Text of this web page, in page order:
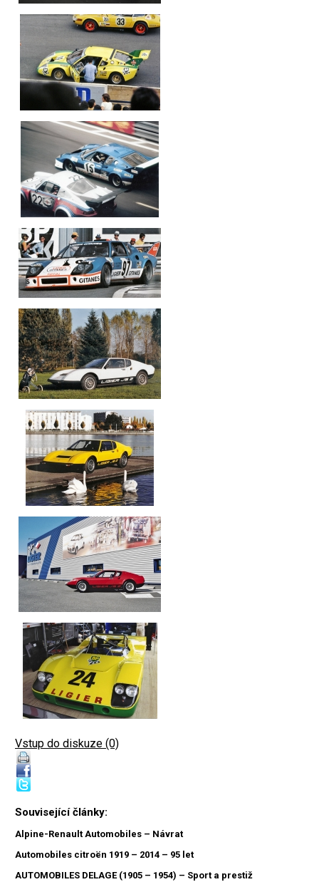
Vstup do diskuze (0)
Související články:
Alpine-Renault Automobiles – Návrat
Automobiles citroën 1919 – 2014 – 95 let
AUTOMOBILES DELAGE (1905 – 1954) – Sport a prestiž